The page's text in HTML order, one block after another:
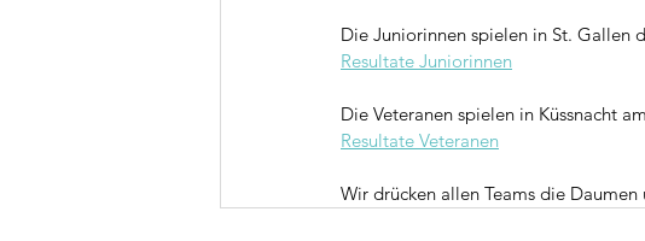
Die Juniorinnen spielen in St. Gallen
Resultate Juniorinnen
Die Veteranen spielen in Küssnacht
Resultate Veteranen
Wir drücken allen Teams die